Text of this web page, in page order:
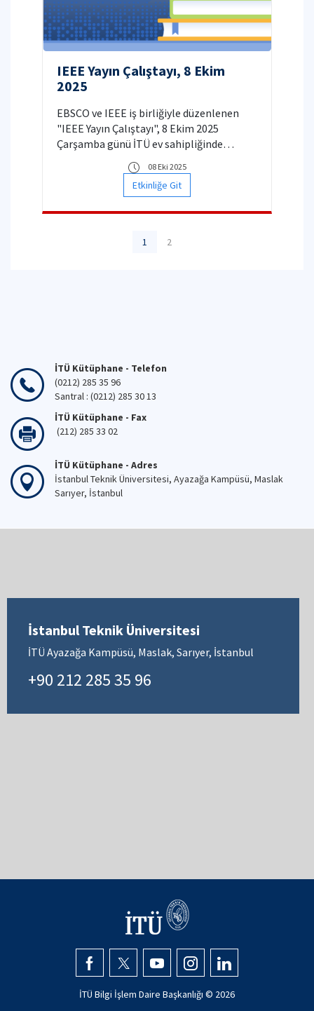
IEEE Yayın Çalıştayı, 8 Ekim
2025
EBSCO ve IEEE iş birliğiyle düzenlenen
"IEEE Yayın Çalıştayı", 8 Ekim 2025
Çarşamba günü İTÜ ev sahipliğinde
gerçekleştirilecektir.
08 Eki 2025
Etkinliğe Git
1 2
İTÜ Kütüphane - Telefon
(0212) 285 35 96
Santral : (0212) 285 30 13
İTÜ Kütüphane - Fax
(212) 285 33 02
İTÜ Kütüphane - Adres
İstanbul Teknik Üniversitesi, Ayazağa Kampüsü, Maslak
Sarıyer, İstanbul
İstanbul Teknik Üniversitesi
İTÜ Ayazağa Kampüsü, Maslak, Sarıyer, İstanbul
+90 212 285 35 96
İTÜ Bilgi İşlem Daire Başkanlığı © 2026